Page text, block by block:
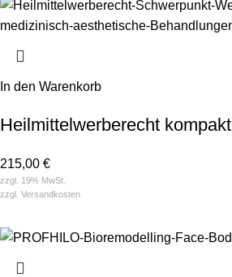
In den Warenkorb
Heilmittel­­werberecht kompakt
215,00 €
zzgl. 19% MwSt.
zzgl. Versandkosten